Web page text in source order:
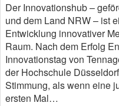
Der Innovationshub –
und dem Land NRW – ist
Entwicklung innovativer
Raum. Nach dem Erfolg
Innovationstag von
der Hochschule
Stimmung, als wenn eine
ersten Mal…